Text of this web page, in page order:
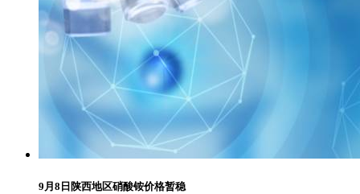
9月8日陕西地区硝酸铵价格暂稳